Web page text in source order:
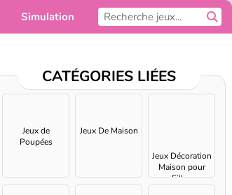
Simulation
CATÉGORIES LIÉES
Jeux de
Poupées
Jeux De Maison
Jeux Décoration
Maison pour
Filles